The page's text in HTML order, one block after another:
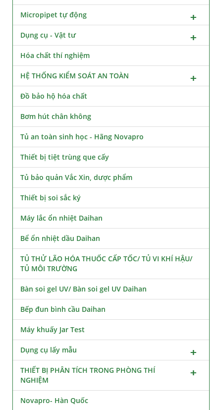
Micropipet tự động
Dụng cụ - Vật tư
Hóa chất thí nghiệm
HỆ THỐNG KIỂM SOÁT AN TOÀN
Đồ bảo hộ hóa chất
Bơm hút chân không
Tủ an toàn sinh học - Hãng Novapro
Thiết bị tiệt trùng que cấy
Tủ bảo quản Vắc Xin, dược phẩm
Thiết bị soi sắc ký
Máy lắc ổn nhiệt Daihan
Bể ổn nhiệt dầu Daihan
TỦ THỬ LÃO HÓA THUỐC CẤP TỐC/ TỦ VI KHÍ HẬU/
TỦ MÔI TRƯỜNG
Bàn soi gel UV/ Bàn soi gel UV Daihan
Bếp đun bình cầu Daihan
Máy khuấy Jar Test
Dụng cụ lấy mẫu
THIẾT BỊ PHÂN TÍCH TRONG PHÒNG THÍ
NGHIỆM
Novapro- Hàn Quốc